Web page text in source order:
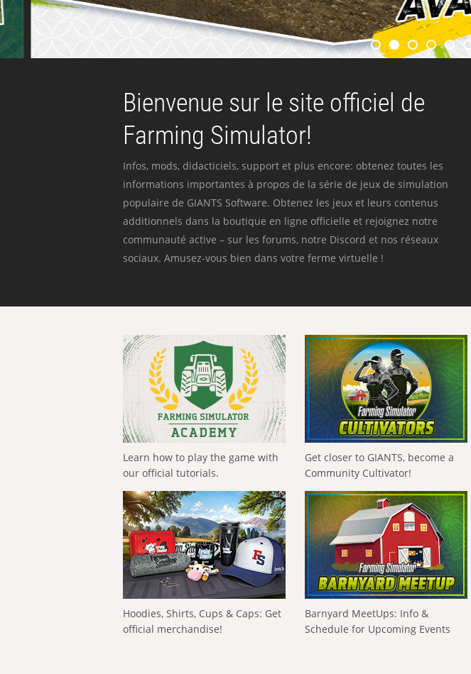
Bienvenue sur le site officiel de
Farming Simulator!
Infos, mods, didacticiels, support et plus encore: obtenez toutes les
informations importantes à propos de la série de jeux de simulation
populaire de GIANTS Software. Obtenez les jeux et leurs contenus
additionnels dans la boutique en ligne officielle et rejoignez notre
communauté active – sur les forums, notre Discord et nos réseaux
sociaux. Amusez-vous bien dans votre ferme virtuelle !
Learn how to play the game with
our official tutorials.
Get closer to GIANTS, become a
Community Cultivator!
Hoodies, Shirts, Cups & Caps: Get
official merchandise!
Barnyard MeetUps: Info &
Schedule for Upcoming Events